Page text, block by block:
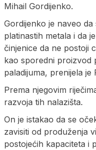
Mihail Gordijenko.
Gordijenko je naveo
platinastih metala i da
činjenice da ne postoji
kao sporedni proizvod
paladijuma, prenijela je
Prema njegovim
razvoja tih nalazišta.
On je istakao da se
zavisiti od produženja
postojećih kapaciteta i